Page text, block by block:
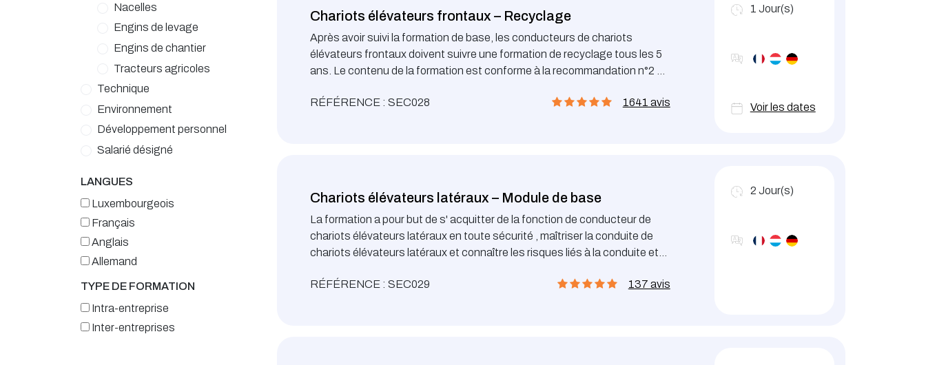
Nacelles
Engins de levage
Engins de chantier
Tracteurs agricoles
Technique
Environnement
Développement personnel
Salarié désigné
LANGUES
Luxembourgeois
Français
Anglais
Allemand
TYPE DE FORMATION
Intra-entreprise
Inter-entreprises
Chariots élévateurs frontaux – Recyclage
Après avoir suivi la formation de base, les conducteurs de chariots
élévateurs frontaux doivent suivre une formation de recyclage tous les 5
ans. Le contenu de la formation est conforme à la recommandation n°2 de
RÉFÉRENCE : SEC028
1641 avis
1 Jour(s)
Voir les dates
Chariots élévateurs latéraux – Module de base
La formation a pour but de s' acquitter de la fonction de conducteur de
chariots élévateurs latéraux en toute sécurité , maîtriser la conduite de
chariots élévateurs latéraux et connaître les risques liés à la conduite et
RÉFÉRENCE : SEC029
137 avis
2 Jour(s)